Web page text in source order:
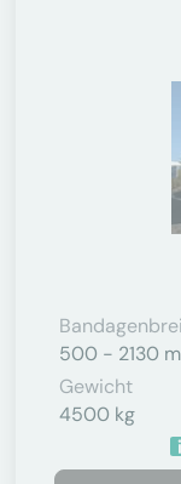
500 - 2130
Gewicht
4500 kg